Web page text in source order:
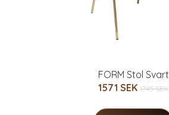
FORM Stol Svart
1571 SEK 1745 SEK